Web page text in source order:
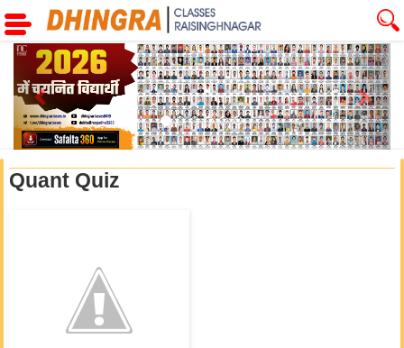
Previous Next
Quant Quiz